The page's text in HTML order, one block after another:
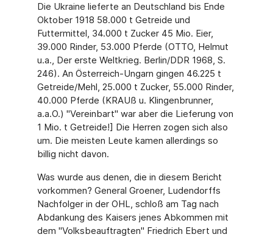
Die Ukraine lieferte an Deutschland bis Ende
Oktober 1918 58.000 t Getreide und
Futtermittel, 34.000 t Zucker 45 Mio. Eier,
39.000 Rinder, 53.000 Pferde (OTTO, Helmut
u.a., Der erste Weltkrieg. Berlin/DDR 1968, S.
246). An Österreich-Ungarn gingen 46.225 t
Getreide/Mehl, 25.000 t Zucker, 55.000 Rinder,
40.000 Pferde (KRAUß u. Klingenbrunner,
a.a.O.) "Vereinbart" war aber die Lieferung von
1 Mio. t Getreide!] Die Herren zogen sich also
um. Die meisten Leute kamen allerdings so
billig nicht davon.
Was wurde aus denen, die in diesem Bericht
vorkommen? General Groener, Ludendorffs
Nachfolger in der OHL, schloß am Tag nach
Abdankung des Kaisers jenes Abkommen mit
dem "Volksbeauftragten" Friedrich Ebert und